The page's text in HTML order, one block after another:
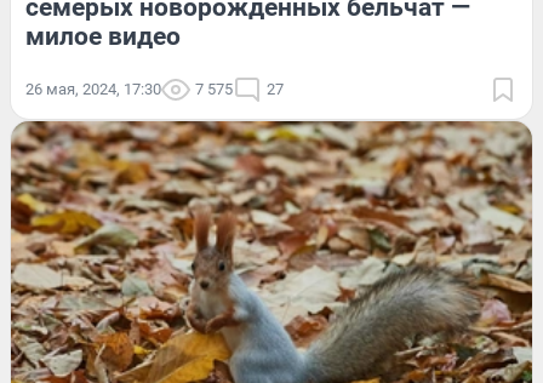
семерых новорожденных бельчат —
милое видео
26 мая, 2024, 17:30 7 575 27